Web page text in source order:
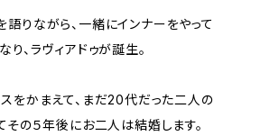
りながら、一緒にインナーをやって
り、ラヴィアドゥが誕生。
をかまえて、まだ20代だった二人の
その５年後にお二人は結婚します。